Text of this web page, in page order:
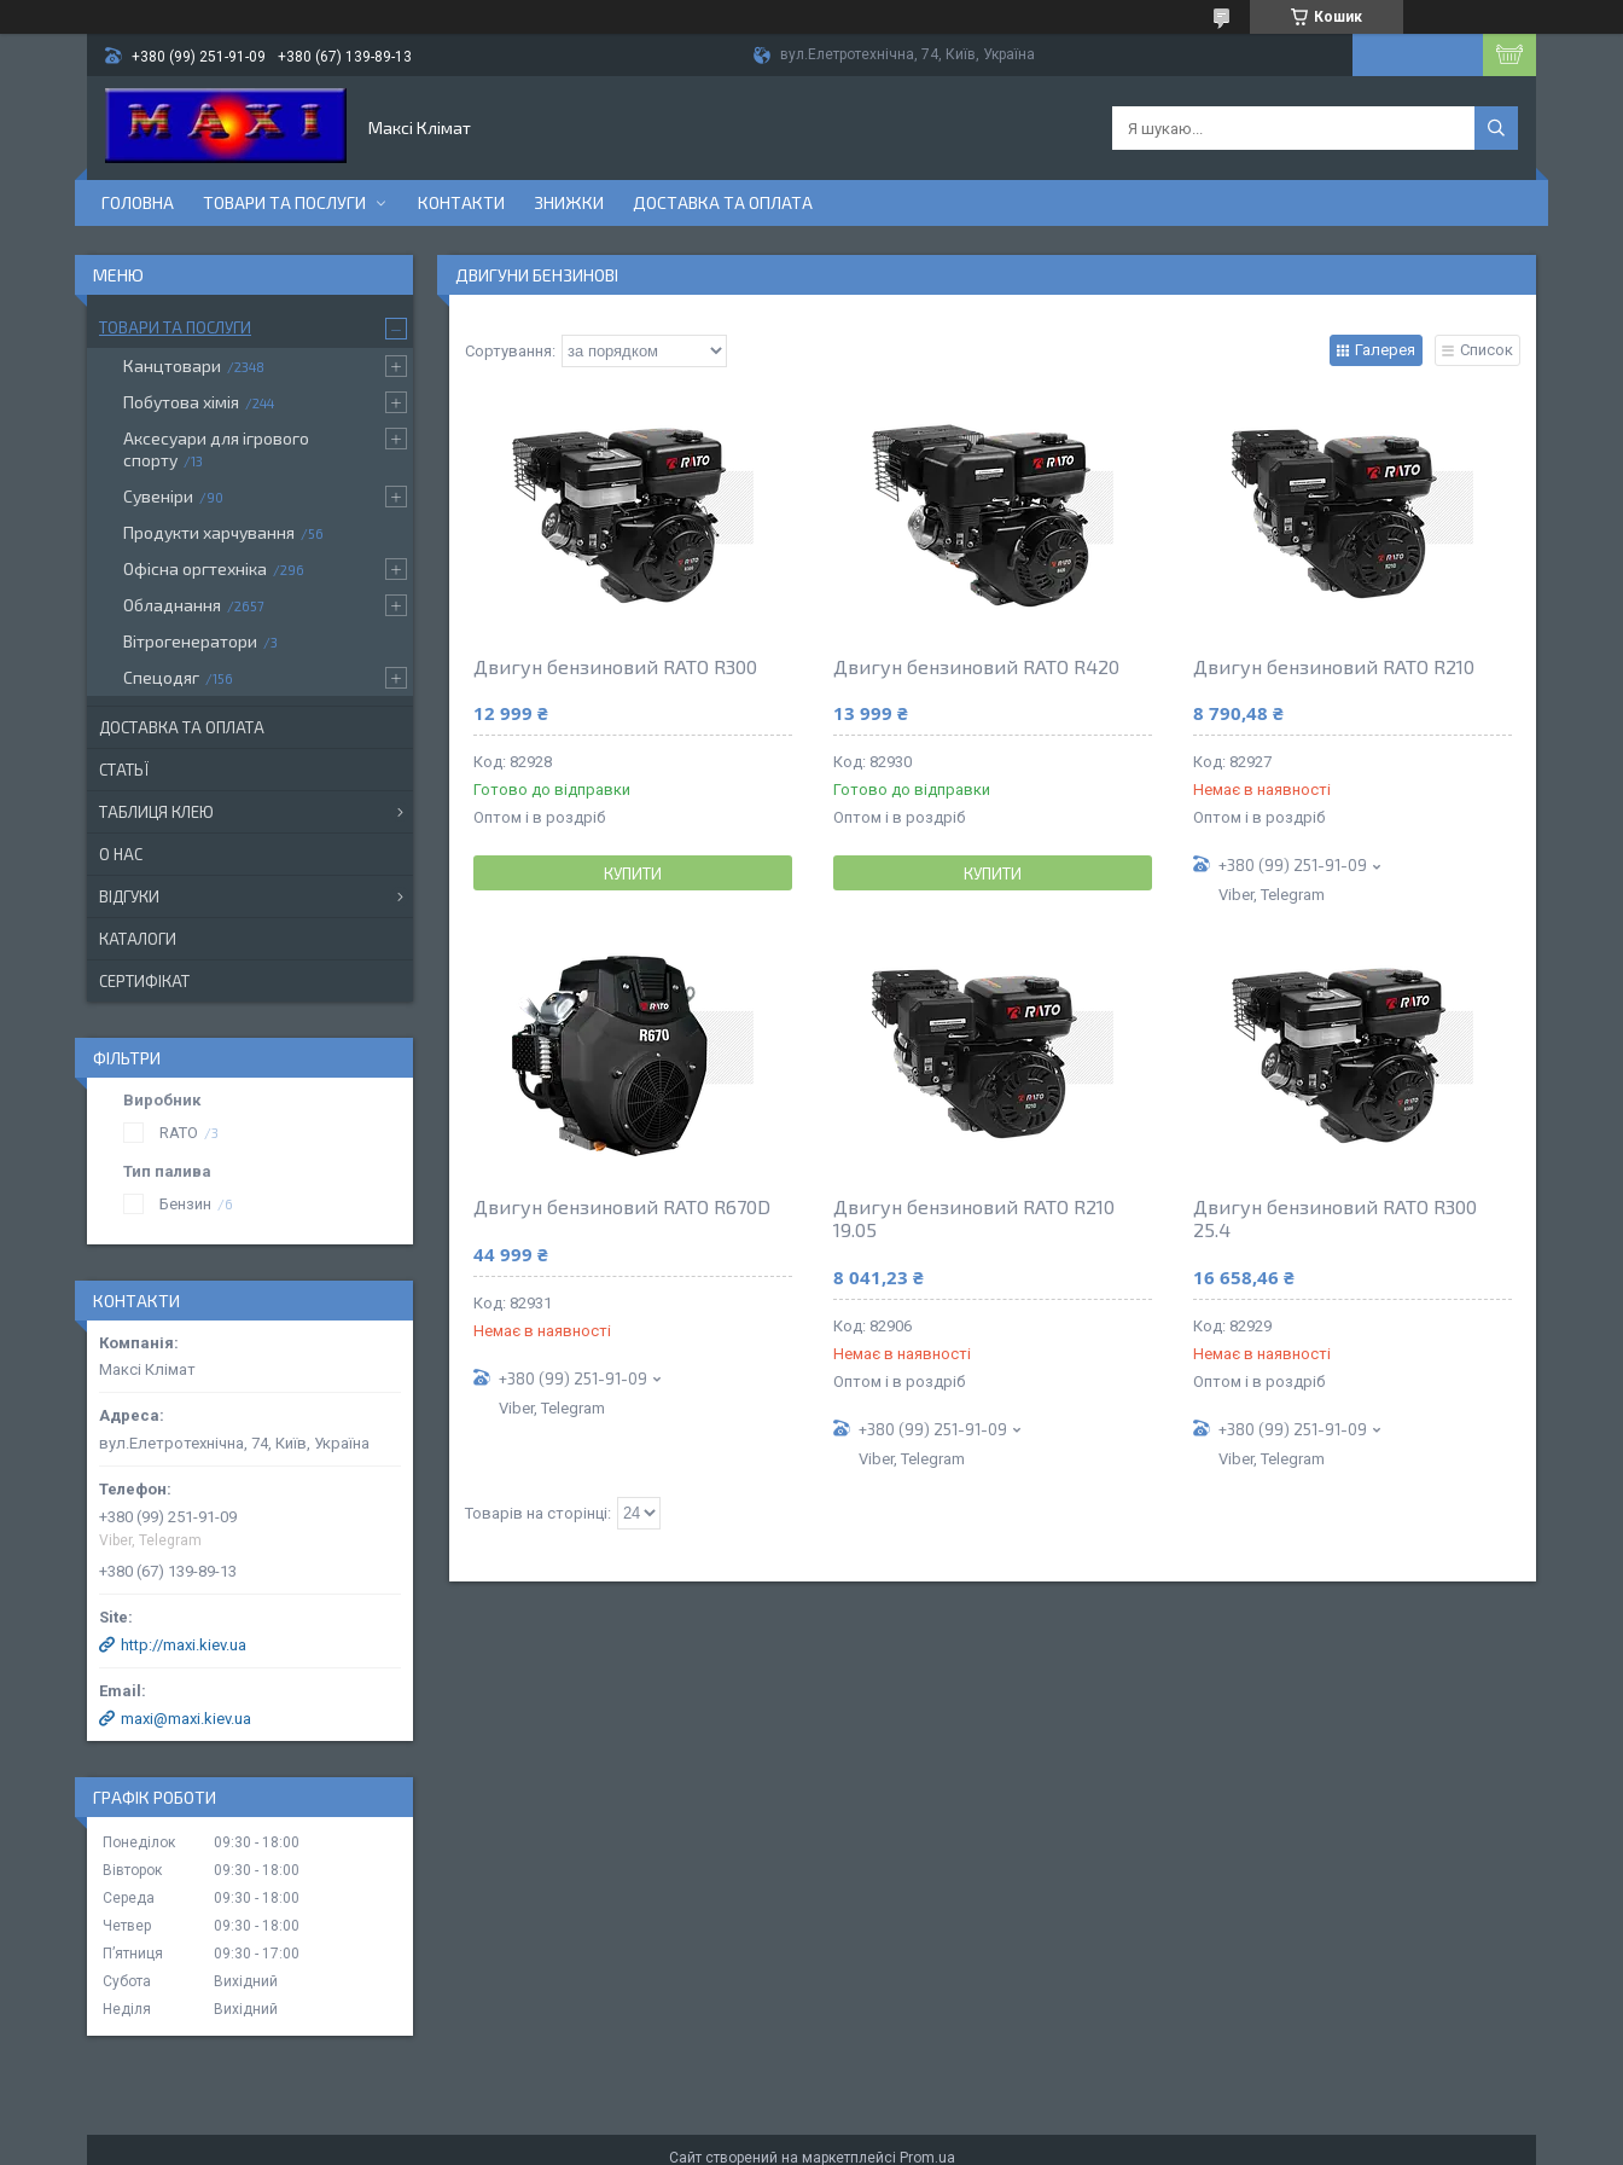
Кошик
+380 (99) 251-91-09 +380 (67) 139-89-13 вул.Елетротехнічна, 74, Київ, Україна
Максі Клімат
ГОЛОВНА ТОВАРИ ТА ПОСЛУГИ КОНТАКТИ ЗНИЖКИ ДОСТАВКА ТА ОПЛАТА
ДВИГУНИ БЕНЗИНОВІ
Галерея Список
Двигун бензиновий RATO R300
12 999 ₴
82928
Готово до відправки
Оптом і в роздріб
КУПИТИ
Двигун бензиновий RATO R420
13 999 ₴
82930
Готово до відправки
Оптом і в роздріб
КУПИТИ
Двигун бензиновий RATO R210
8 790,48 ₴
82927
Немає в наявності
Оптом і в роздріб
+380 (99) 251-91-09
Viber, Telegram
Двигун бензиновий RATO R670D
44 999 ₴
82931
Немає в наявності
+380 (99) 251-91-09
Viber, Telegram
Двигун бензиновий RATO R210
19.05
8 041,23 ₴
82906
Немає в наявності
Оптом і в роздріб
+380 (99) 251-91-09
Viber, Telegram
Двигун бензиновий RATO R300
25.4
16 658,46 ₴
82929
Немає в наявності
Оптом і в роздріб
+380 (99) 251-91-09
Viber, Telegram
ТОВАРИ ТА ПОСЛУГИ
Канцтовари 2348
Побутова хімія 244
Аксесуари для ігрового
спорту
13
Сувеніри 90
Продукти харчування 56
Офісна оргтехніка 296
Обладнання 2657
Вітрогенератори 3
Спецодяг 156
ДОСТАВКА ТА ОПЛАТА
СТАТЬЇ
ТАБЛИЦЯ КЛЕЮ
О НАС
ВІДГУКИ
КАТАЛОГИ
СЕРТИФІКАТ
ФІЛЬТРИ
Виробник
RATO
3
Тип палива
Бензин
6
КОНТАКТИ
Максі Клімат
вул.Елетротехнічна, 74, Київ, Україна
+380 (99) 251-91-09
Viber, Telegram
+380 (67) 139-89-13
http://maxi.kiev.ua
maxi@maxi.kiev.ua
ГРАФІК РОБОТИ
Понеділок 09:30
18:00
Вівторок
09:30
18:00
Середа
09:30
18:00
Четвер
09:30
18:00
Пʼятниця
09:30
17:00
Субота
Вихідний
Неділя
Вихідний
Сайт створений на маркетплейсі Prom.ua